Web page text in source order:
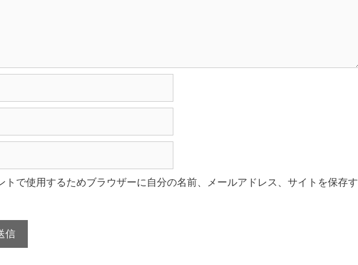
トで使用するためブラウザーに自分の名前、メールアドレス、サイトを保存す